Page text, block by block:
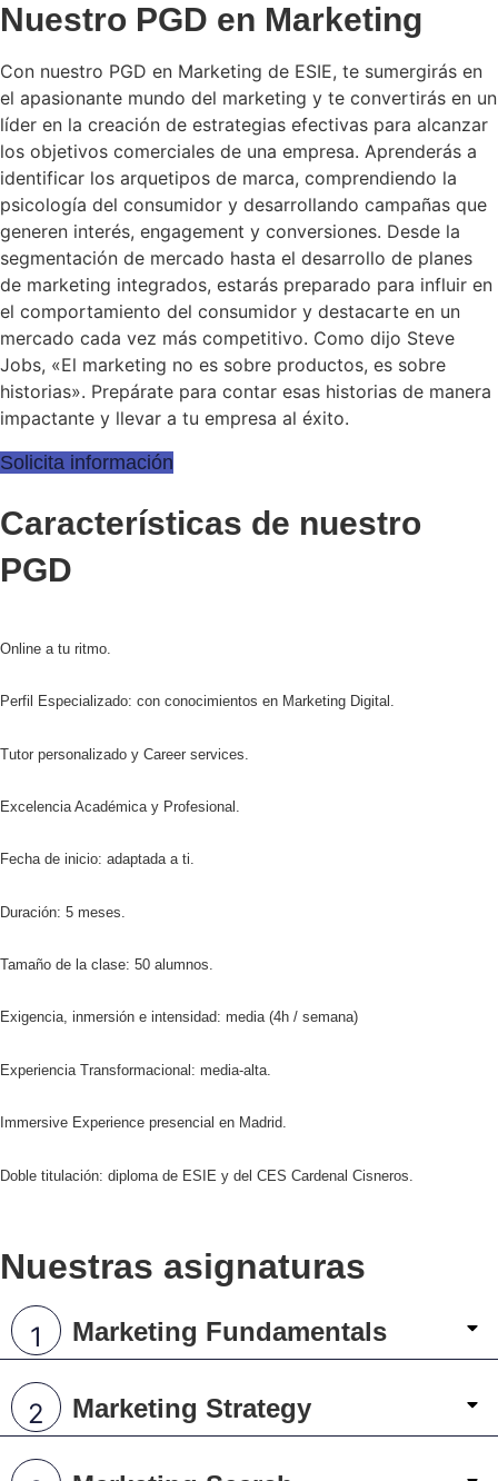
Nuestro PGD en Marketing
Con nuestro PGD en Marketing de ESIE, te sumergirás en
el apasionante mundo del marketing y te convertirás en un
líder en la creación de estrategias efectivas para alcanzar
los objetivos comerciales de una empresa. Aprenderás a
identificar los arquetipos de marca, comprendiendo la
psicología del consumidor y desarrollando campañas que
generen interés, engagement y conversiones. Desde la
segmentación de mercado hasta el desarrollo de planes
de marketing integrados, estarás preparado para influir en
el comportamiento del consumidor y destacarte en un
mercado cada vez más competitivo. Como dijo Steve
Jobs, «El marketing no es sobre productos, es sobre
historias». Prepárate para contar esas historias de manera
impactante y llevar a tu empresa al éxito.
Solicita información
Características de nuestro
PGD
Online a tu ritmo.
Perfil Especializado: con conocimientos en Marketing Digital.
Tutor personalizado y Career services.
Excelencia Académica y Profesional.
Fecha de inicio: adaptada a ti.
Duración: 5 meses.
Tamaño de la clase: 50 alumnos.
Exigencia, inmersión e intensidad: media (4h / semana)
Experiencia Transformacional: media-alta.
Immersive Experience presencial en Madrid.
Doble titulación: diploma de ESIE y del CES Cardenal Cisneros.
Nuestras asignaturas
Marketing Fundamentals
Marketing Strategy